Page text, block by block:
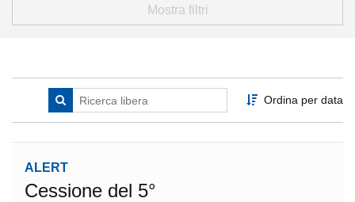
Mostra filtri
Ordina per data
ALERT
Cessione del 5°